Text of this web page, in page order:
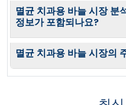
멸균 치과용 바늘 시장 분
정보가 포함되나요?
멸균 치과용 바늘 시장의